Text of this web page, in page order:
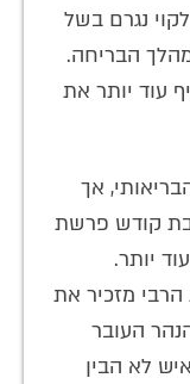
נגרם בשל
הבריחה.
עוד יותר את
אך
קודש פרשת
יותר.
מזכיר את
העובר
לא הבין